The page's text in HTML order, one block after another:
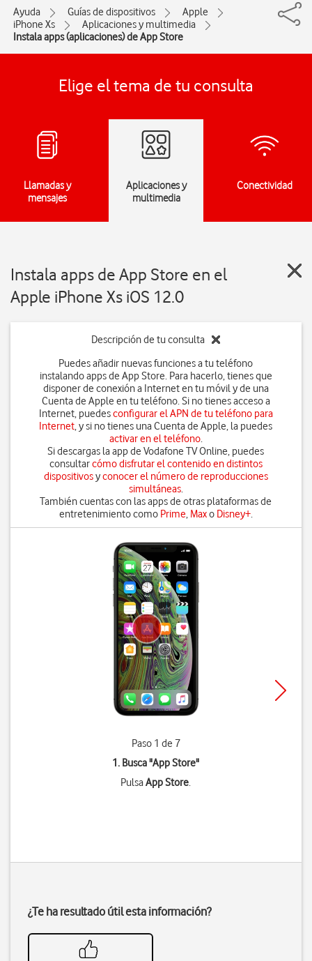
Ayuda Guías de dispositivos
Apple
iPhone Xs
Aplicaciones y multimedia
Instala apps (aplicaciones) de App Store
Elige el tema de tu consulta
Llamadas y
mensajes
Aplicaciones y
multimedia
Conectividad
Instala apps de App Store en el
Apple iPhone Xs iOS 12.0
Descripción de tu consulta
Puedes añadir nuevas funciones a tu teléfono
instalando apps de App Store. Para hacerlo, tienes que
disponer de conexión a Internet en tu móvil y de una
Cuenta de Apple en tu teléfono. Si no tienes acceso a
Internet, puedesconfigurar el APN de tu teléfono para
Internet, y si no tienes una Cuenta de Apple, la puedes
activar en el teléfono.
Si descargas la app de Vodafone TV Online, puedes
consultarcómo disfrutar el contenido en distintos
dispositivosyconocer el número de reproducciones
simultáneas.
También cuentas con las apps de otras plataformas de
entretenimiento como Prime, Maxo Disney+.
Paso 1 de 7
1. Busca "App Store"
PulsaApp Store.
¿Te ha resultado útil esta información?